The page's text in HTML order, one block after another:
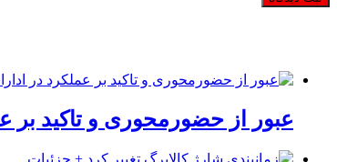
عبور از حضورمحوری و تاکید بر